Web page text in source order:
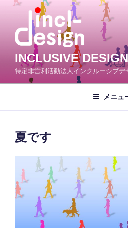
プ
INCLUSIVE
特定非営利活動法人インクルーシブデ
メニュ
夏です